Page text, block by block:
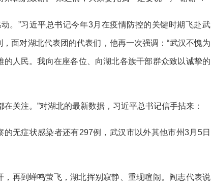
。”习近平总书记今年3月在疫情防控的关键时期飞赴武
面对湖北代表团的代表们，他再一次强调：“武汉不愧为
人民。我向在座各位、向湖北各族干部群众致以诚挚的
关注。”对湖北的最新数据，习近平总书记信手拈来：
无症状感染者还有297例，武汉市以外其他市州3月5日
再到蝉鸣萤飞，湖北挥别寂静、重现喧闹。阎志代表说